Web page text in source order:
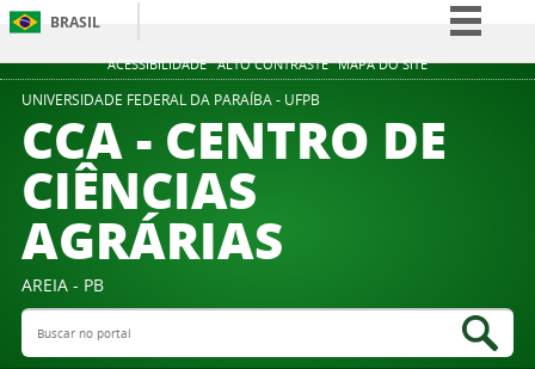
ACESSIBILIDADE ALTO CONTRASTE MAPA DO SITE
BRASIL
Simplifique!
Participe
UNIVERSIDADE FEDERAL DA PARAÍBA - UFPB
CCA - CENTRO DE
CIÊNCIAS
AGRÁRIAS
AREIA - PB
Buscar no portal